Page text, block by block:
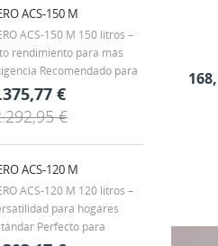
228/1. Temp. máx. 90ºC.
en cualquier posición.
ACS-150 M
ACS-150 M 150 litros –
rendimiento para más
Recomendado para
unifamiliares,
o familias de 3 a 4
con hasta 2 baños.
es una buena opción
puntual, como...
€
€
ACS-120 M
ACS-120 M 120 litros –
para hogares
Perfecto para